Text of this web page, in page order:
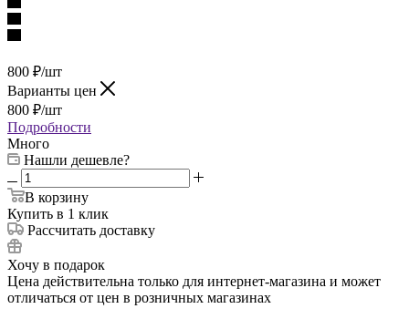
800 ₽/шт
Варианты цен
800 ₽/шт
Подробности
Много
Нашли дешевле?
В корзину
Купить в 1 клик
Рассчитать доставку
Хочу в подарок
Цена действительна только для интернет-магазина и может
отличаться от цен в розничных магазинах